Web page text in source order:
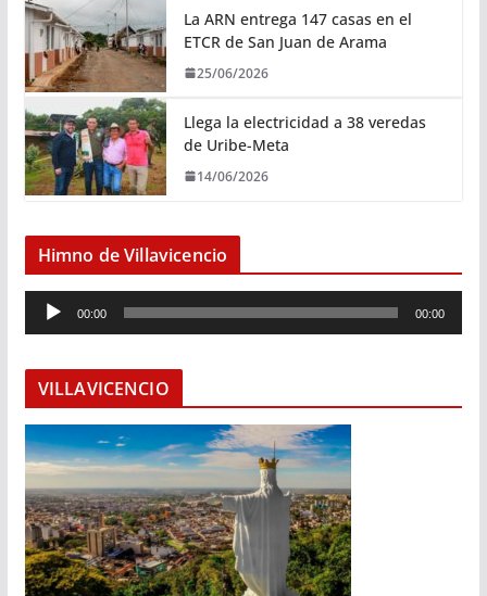
La ARN entrega 147 casas en el
ETCR de San Juan de Arama
25/06/2026
Llega la electricidad a 38 veredas
de Uribe-Meta
14/06/2026
Himno de Villavicencio
e
o
d
u
c
t
o
r
00:00 00:00
VILLAVICENCIO